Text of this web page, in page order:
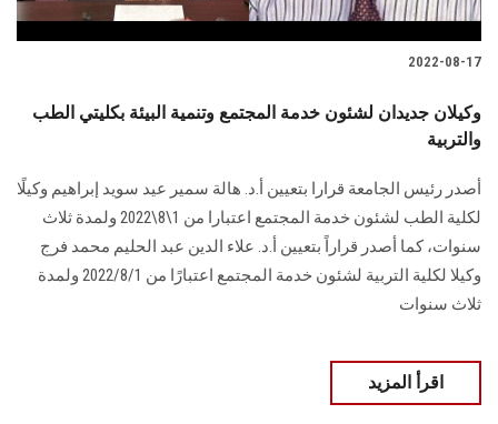
الدراسات العليا
الزائـرون
سجل الان
2022-08-17
وكيلان جديدان لشئون خدمة المجتمع وتنمية البيئة بكليتي الطب
والتربية
أصدر رئيس الجامعة قرارا بتعيين أ.د. هالة سمير عيد سويد إبراهيم وكيلًا
لكلية الطب لشئون خدمة المجتمع اعتبارا من 1\8\2022 ولمدة ثلاث
سنوات، كما أصدر قراراً بتعيين أ.د. علاء الدين عبد الحليم محمد فرج
وكيلا لكلية التربية لشئون خدمة المجتمع اعتبارًا من 2022/8/1 ولمدة
ثلاث سنوات
اقرأ المزيد